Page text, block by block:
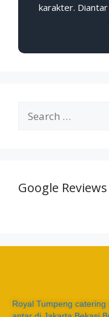
karakter.
Google Reviews
Royal Tumpeng